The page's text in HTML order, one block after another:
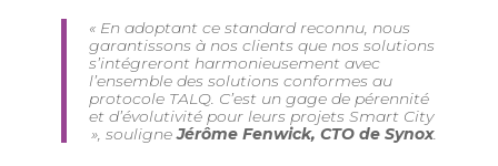
« En adoptant ce standard reconnu, nous
garantissons à nos clients que nos solutions
s’intégreront harmonieusement avec
l’ensemble des solutions conformes au
protocole TALQ. C’est un gage de pérennité
et d’évolutivité pour leurs projets Smart City
», souligneJérôme Fenwick, CTO de Synox.